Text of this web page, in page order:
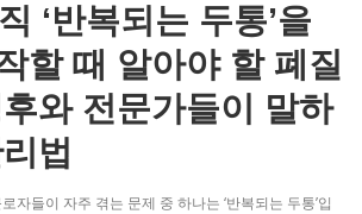
‘반복되는 두통’을
할 때 알아야 할 폐질
와 전문가들이 말하
법
자들이 자주 겪는 문제 중 하나는 ‘반복되는 두통’입